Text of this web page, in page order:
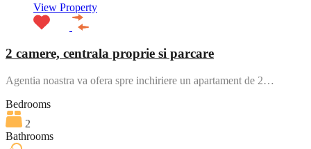
View Property
2 camere, centrala proprie si parcare
Agentia noastra va ofera spre inchiriere un apartament de 2…
Bedrooms
2
Bathrooms